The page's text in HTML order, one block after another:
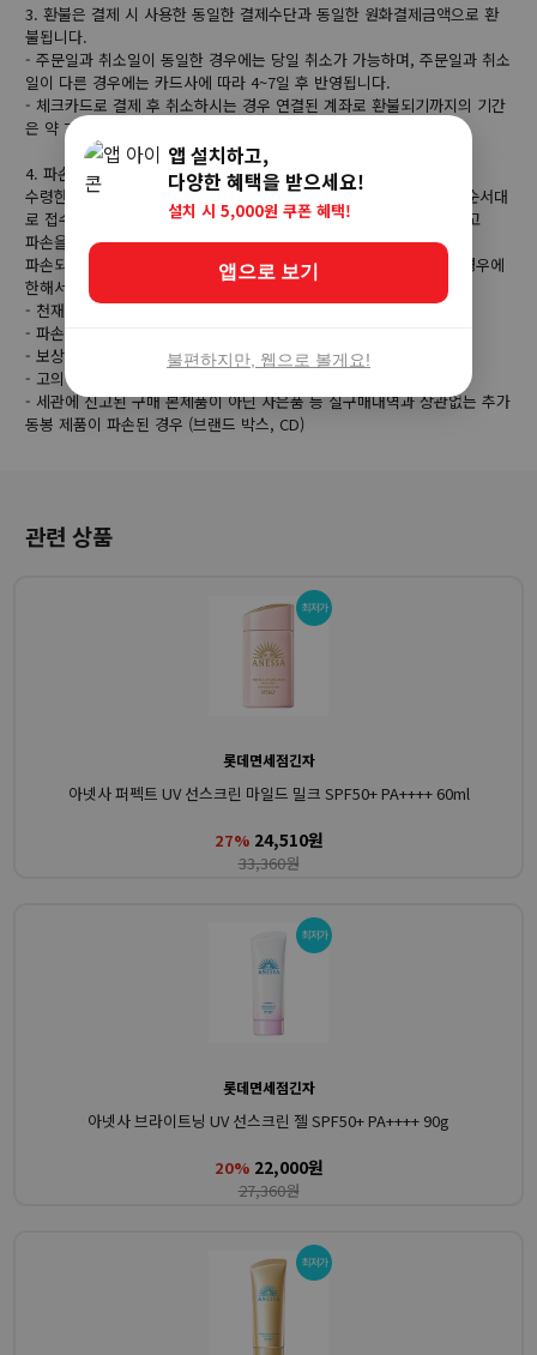
3. 환불은 결제 시 사용한 동일한 결제수단과 동일한 원화결제금액으로 환
불됩니다.
- 주문일과 취소일이 동일한 경우에는 당일 취소가 가능하며, 주문일과 취소
일이 다른 경우에는 카드사에 따라 4~7일 후 반영됩니다.
- 체크카드로 결제 후 취소하시는 경우 연결된 계좌로 환불되기까지의 기간
은 약 7일 정도 소요됩니다.
4. 파손 보상 기준
수령한 상품이 파손시에는 수령 후 5일 이내에 배송사에서 요구하는 순서대
로 접수 진행합니다. 파손 보상 시에는 반드시 택배 박스가 있어야 하고
파손을 증명할 수 있는 택배 박스와 상품사진을 제공해야 합니다.
파손되기 쉬운 제품에 한해서는 보상이 어려울 수 있습니다. 아래의 경우에
한해서는 파손 보장이 불가능합니다.
- 천재지변 또는 화재등의 불가항력에 의한 분실, 훼손, 도난의 경우
- 파손 제품 회수 거부 또는 회수 불가시
- 보상을 위한 요청자료 미제출시
- 고의적인 파손으로 보상 요청이 확인될 경우
- 세관에 신고된 구매 본제품이 아닌 사은품 등 실구매내역과 상관없는 추가
동봉 제품이 파손된 경우 (브랜드 박스, CD)
관련 상품
롯데면세점긴자
아넷사 퍼펙트 UV 선스크린 마일드 밀크 SPF50+ PA++++ 60ml
27% 24,510원
33,360원
롯데면세점긴자
아넷사 브라이트닝 UV 선스크린 젤 SPF50+ PA++++ 90g
20% 22,000원
27,360원
앱 설치하고,
다양한 혜택을 받으세요!
설치 시 5,000원 쿠폰 혜택!
앱으로 보기
불편하지만, 웹으로 볼게요!